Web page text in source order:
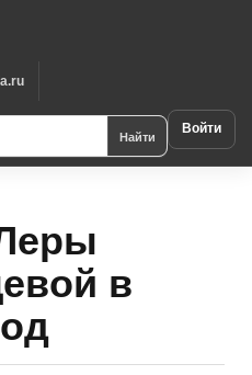
Найти Войти
в